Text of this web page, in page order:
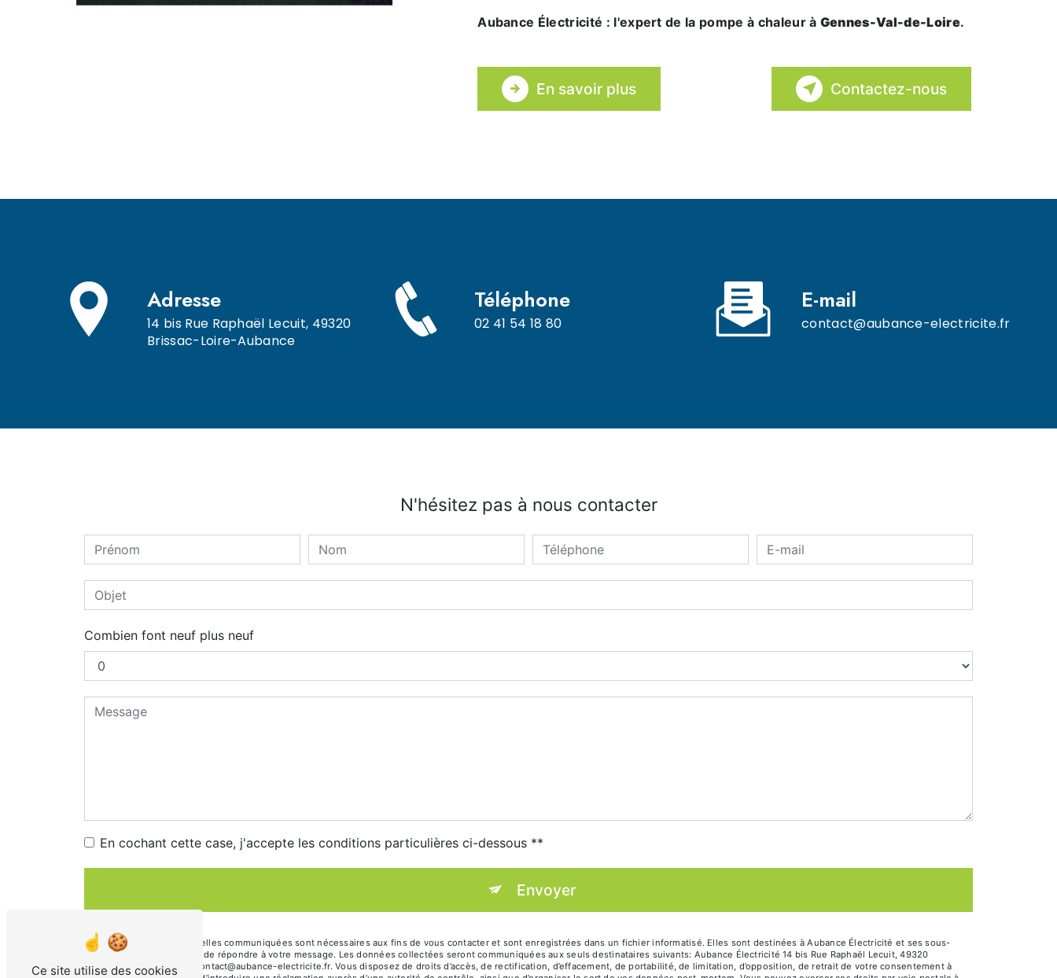
Aubance Électricité : l'expert de la pompe à chaleur à Gennes-Val-de-Loire.
En savoir plus Contactez-nous
Adresse
14 bis Rue Raphaël Lecuit, 49320
Brissac-Loire-Aubance
Téléphone
02 41 54 18 80
E-mail
contact@aubance-electricite.fr
N'hésitez pas à nous contacter
Combien font neuf plus neuf
En cochant cette case, j'accepte les conditions particulières ci-dessous **
Envoyer
** Les données personnelles communiquées sont nécessaires aux fins de vous contacter et sont enregistrées dans un fichier informatisé. Elles sont destinées à Aubance Électricité et ses sous-
traitants dans le seul but de répondre à votre message. Les données collectées seront communiquées aux seuls destinataires suivants: Aubance Électricité 14 bis Rue Raphaël Lecuit, 49320
Brissac-Loire-Aubance contact@aubance-electricite.fr. Vous disposez de droits d’accès, de rectification, d’effacement, de portabilité, de limitation, d’opposition, de retrait de votre consentement à
Ce site utilise des cookies